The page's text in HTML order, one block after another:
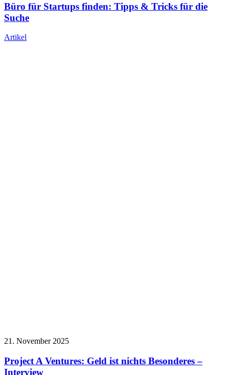
Büro für Startups finden: Tipps & Tricks für die
Suche
Artikel
21. November 2025
Project A Ventures: Geld ist nichts Besonderes –
Interview